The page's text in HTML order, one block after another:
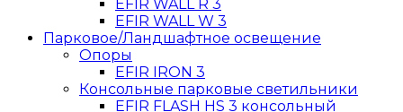
EFIR WALL R 3
EFIR WALL W 3
Парковое/Ландшафтное освещение
Опоры
EFIR IRON 3
Консольные парковые светильники
EFIR FLASH HS 3 консольный